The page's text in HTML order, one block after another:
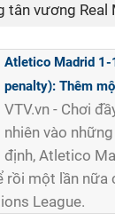
tân vương Real
Atletico Madrid 1-
penalty): Thêm
VTV.vn - Chơi
nhiên vào
định, Atletico
rồi một lần nữa
League.